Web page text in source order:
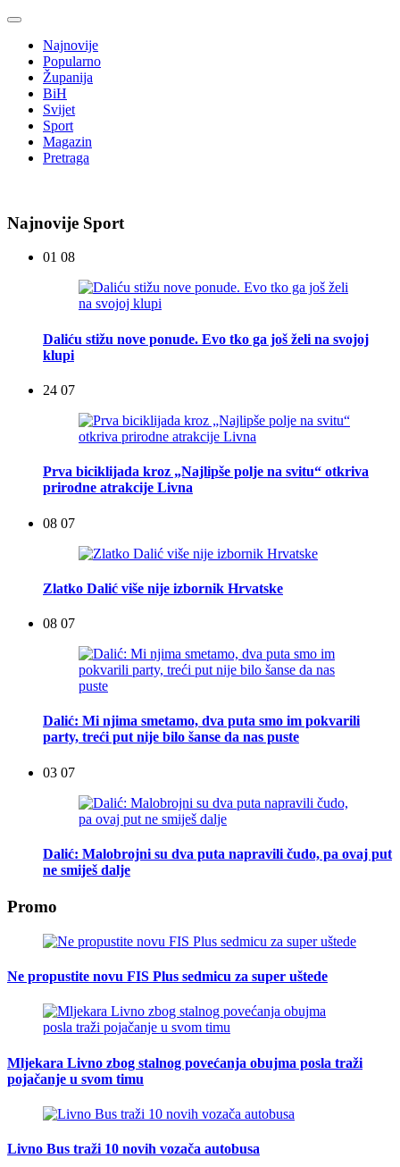
Najnovije
Popularno
Županija
BiH
Svijet
Sport
Magazin
Pretraga
Najnovije Sport
01 08
Daliću stižu nove ponude. Evo tko ga još želi na svojoj
klupi
24 07
Prva biciklijada kroz „Najlipše polje na svitu“ otkriva
prirodne atrakcije Livna
08 07
Zlatko Dalić više nije izbornik Hrvatske
08 07
Dalić: Mi njima smetamo, dva puta smo im pokvarili
party, treći put nije bilo šanse da nas puste
03 07
Dalić: Malobrojni su dva puta napravili čudo, pa ovaj put
ne smiješ dalje
Promo
Ne propustite novu FIS Plus sedmicu za super uštede
Mljekara Livno zbog stalnog povećanja obujma posla traži
pojačanje u svom timu
Livno Bus traži 10 novih vozača autobusa